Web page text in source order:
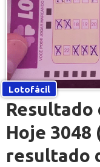
Lotofácil
Hoje 3048
resultado